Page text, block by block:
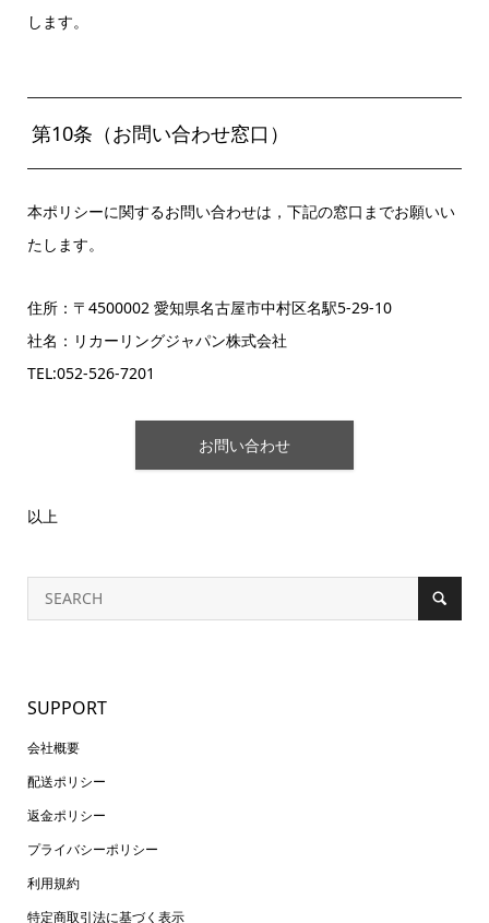
します。
第10条（お問い合わせ窓口）
本ポリシーに関するお問い合わせは，下記の窓口までお願いい
たします。
住所：〒4500002 愛知県名古屋市中村区名駅5-29-10
社名：リカーリングジャパン株式会社
TEL:052-526-7201
お問い合わせ
以上
SUPPORT
会社概要
配送ポリシー
返金ポリシー
プライバシーポリシー
利用規約
特定商取引法に基づく表示